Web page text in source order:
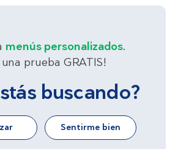
menús personalizados.
una prueba GRATIS!
buscando?
Sentirme bien